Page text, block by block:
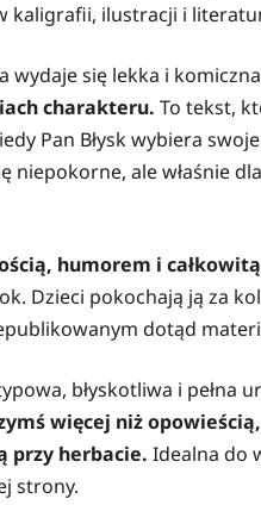
kaligrafii, ilustracji i
wydaje się lekka i
charakteru. To tekst,
Pan Błysk wybiera
niepokorne, ale właśnie
humorem i
Dzieci pokochają ją za
dotąd
błyskotliwa i
więcej niż
przy herbacie. Idealna do
strony.